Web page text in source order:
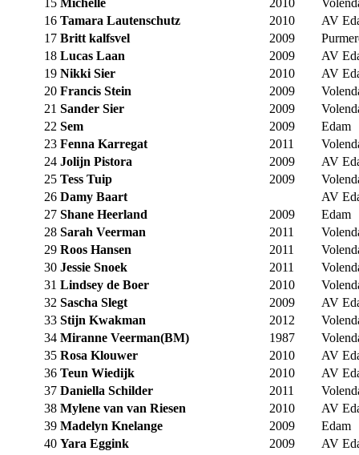
15 Michelle 2010
16 Tamara Lautenschutz 2010
AV
17 Britt kalfsvel 2009
18 Lucas Laan 2009
AV
19 Nikki Sier 2010
AV
20 Francis Stein 2009
21 Sander Sier 2009
22 Sem 2009
Edam
23 Fenna Karregat 2011
24 Jolijn Pistora 2009
AV
25 Tess Tuip 2009
26 Damy Baart
AV
27 Shane Heerland 2009
Edam
28 Sarah Veerman 2011
29 Roos Hansen 2011
30 Jessie Snoek 2011
31 Lindsey de Boer 2010
32 Sascha Slegt 2009
AV
33 Stijn Kwakman 2012
34 Miranne Veerman(BM) 1987
35 Rosa Klouwer 2010
AV
36 Teun Wiedijk 2010
AV
37 Daniella Schilder 2011
38 Mylene van van Riesen 2010
AV
39 Madelyn Knelange 2009
Edam
40 Yara Eggink 2009
AV